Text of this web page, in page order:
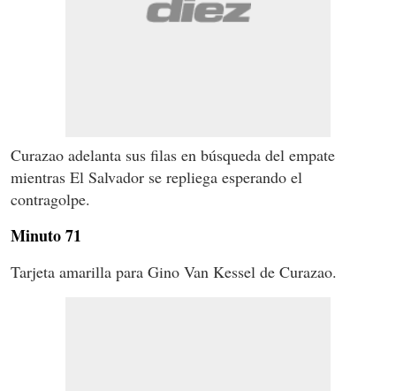
Curazao adelanta sus filas en búsqueda del empate
mientras El Salvador se repliega esperando el
contragolpe.
Minuto 71
Tarjeta amarilla para Gino Van Kessel de Curazao.